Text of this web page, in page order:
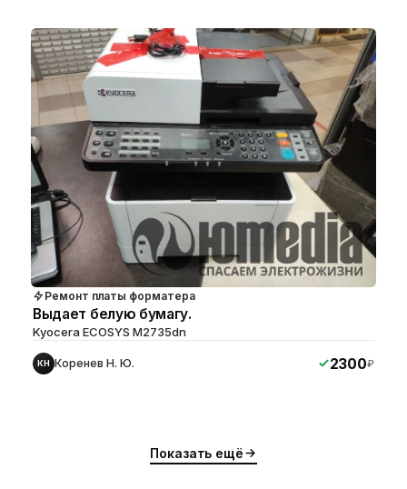
Ремонт платы форматера
Выдает белую бумагу.
Kyocera ECOSYS M2735dn
КН Коренев Н. Ю. 2300₽
Показать ещё